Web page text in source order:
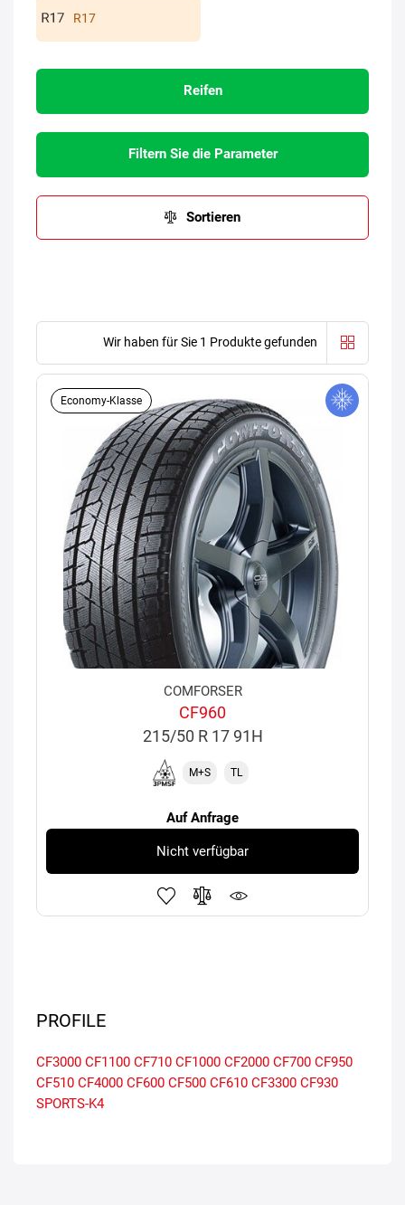
R17
Reifen
Filtern Sie die Parameter
Sortieren
Wir haben für Sie 1 Produkte gefunden
Economy-Klasse
COMFORSER
CF960
215/50 R 17 91H
M+S TL
Auf Anfrage
Nicht verfügbar
PROFILE
CF3000 CF1100 CF710 CF1000 CF2000 CF700 CF950
CF510 CF4000 CF600 CF500 CF610 CF3300 CF930
SPORTS-K4